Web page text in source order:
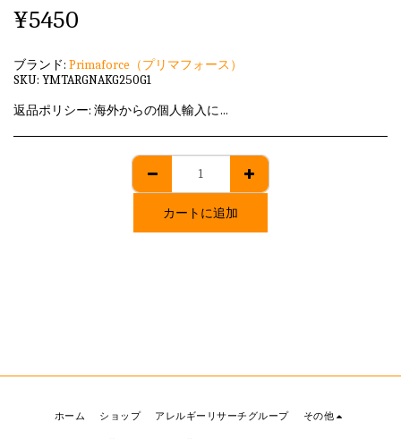
¥5450
ブランド: Primaforce（プリマフォース）
SKU: YMTARGNAKG250G1
返品ポリシー: 海外からの個人輸入に該当しますため、発送後のキャンセル・返品はいずれも承れません。
カートに追加
ホーム ショップ アレルギーリサーチグループ その他